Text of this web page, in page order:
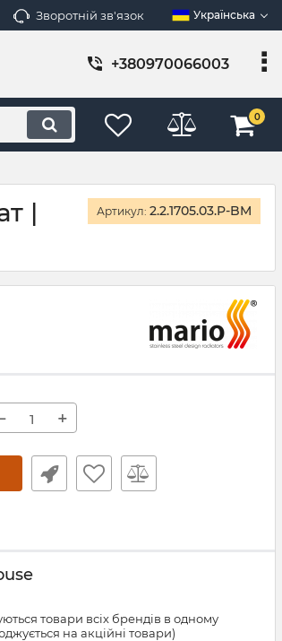
Зворотній зв'язок Українська
+380970066003
0
|
Артикул: 2.2.1705.03.P-BM
+
товари всіх брендів в одному
на акційні товари)